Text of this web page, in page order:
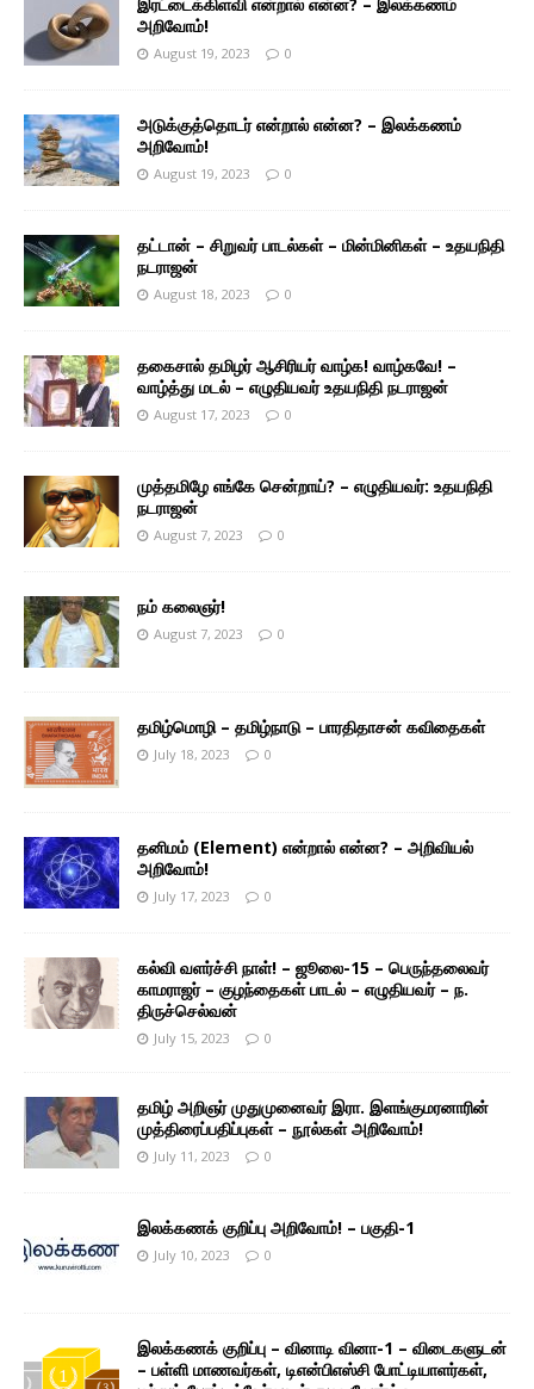
அறிவோம்!
August 19, 2023 0
அடுக்குத்தொடர் என்றால் என்ன? – இலக்கணம்
அறிவோம்!
August 19, 2023 0
தட்டான் – சிறுவர் பாடல்கள் – மின்மினிகள் – உதயநிதி
நடராஜன்
August 18, 2023 0
தகைசால் தமிழர் ஆசிரியர் வாழ்க! வாழ்கவே! –
வாழ்த்து மடல் – எழுதியவர் உதயநிதி நடராஜன்
August 17, 2023 0
முத்தமிழே எங்கே சென்றாய்? – எழுதியவர்: உதயநிதி
நடராஜன்
August 7, 2023 0
நம் கலைஞர்!
August 7, 2023 0
தமிழ்மொழி – தமிழ்நாடு – பாரதிதாசன் கவிதைகள்
July 18, 2023 0
தனிமம் (Element) என்றால் என்ன? – அறிவியல்
அறிவோம்!
July 17, 2023 0
கல்வி வளர்ச்சி நாள்! – ஜூலை-15 – பெருந்தலைவர்
காமராஜர் – குழந்தைகள் பாடல் – எழுதியவர் – ந.
திருச்செல்வன்
July 15, 2023 0
தமிழ் அறிஞர் முதுமுனைவர் இரா. இளங்குமரனாரின்
முத்திரைப்பதிப்புகள் – நூல்கள் அறிவோம்!
July 11, 2023 0
இலக்கணக் குறிப்பு அறிவோம்! – பகுதி-1
July 10, 2023 0
இலக்கணக் குறிப்பு – வினாடி வினா-1 – விடைகளுடன்
– பள்ளி மாணவர்கள், டிஎன்பிஎஸ்சி போட்டியாளர்கள்,